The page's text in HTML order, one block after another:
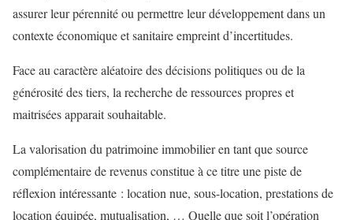
assurer leur pérennité ou permettre leur développement dans un
contexte économique et sanitaire empreint d’incertitudes.
Face au caractère aléatoire des décisions politiques ou de la
générosité des tiers, la recherche de ressources propres et
maitrisées apparait souhaitable.
La valorisation du patrimoine immobilier en tant que source
complémentaire de revenus constitue à ce titre une piste de
réflexion intéressante : location nue, sous-location, prestations de
location équipée, mutualisation, … Quelle que soit l’opération